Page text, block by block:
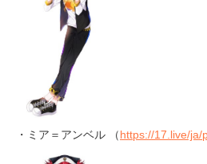
・ミア＝アンベル （https://17.live/ja/